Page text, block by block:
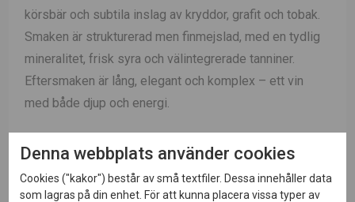
körsbär och subtila inslag av kryddor, grafit och tobak.
Smaken är strukturerad men finmejslad, med en tydlig
mineralitet, frisk syra och välintegrerade tanniner.
Eftersmaken är lång, elegant och komplex – ett vin
med både djup och energi.
jäses spontant med naturjäst i rostfria ståltankar. Den
malolaktiska jäsningen sker spontant.
Denna webbplats använder cookies
Cookies ("kakor") består av små textfiler. Dessa innehåller data
som lagras på din enhet. För att kunna placera vissa typer av